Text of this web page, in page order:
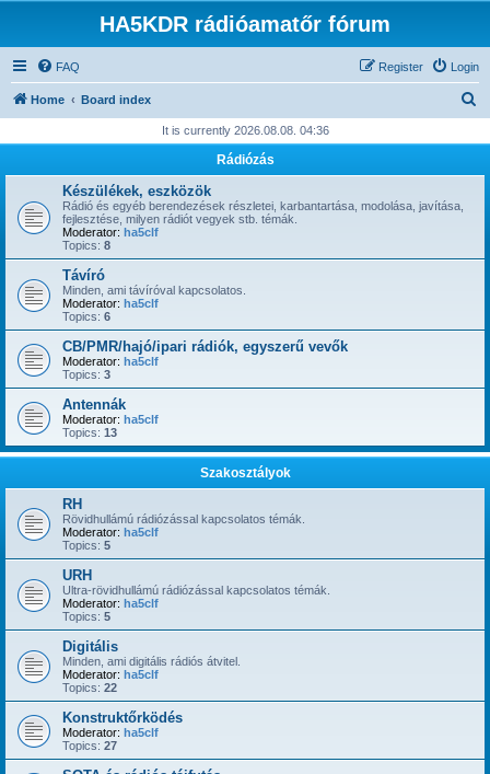
HA5KDR rádióamatőr fórum
FAQ Login
Register
Home Board index
r
It is currently 2026.08.08. 04:36
Rádiózás
Készülékek, eszközök
Rádió és egyéb berendezések részletei, karbantartása, modolása, javítása,
fejlesztése, milyen rádiót vegyek stb. témák.
Moderator: ha5clf
Topics: 8
Távíró
Minden, ami távíróval kapcsolatos.
Moderator: ha5clf
Topics: 6
CB/PMR/hajó/ipari rádiók, egyszerű vevők
Moderator: ha5clf
Topics: 3
Antennák
Moderator: ha5clf
Topics: 13
Szakosztályok
RH
Rövidhullámú rádiózással kapcsolatos témák.
Moderator: ha5clf
Topics: 5
URH
Ultra-rövidhullámú rádiózással kapcsolatos témák.
Moderator: ha5clf
Topics: 5
Digitális
Minden, ami digitális rádiós átvitel.
Moderator: ha5clf
Topics: 22
Konstruktőrködés
Moderator: ha5clf
Topics: 27